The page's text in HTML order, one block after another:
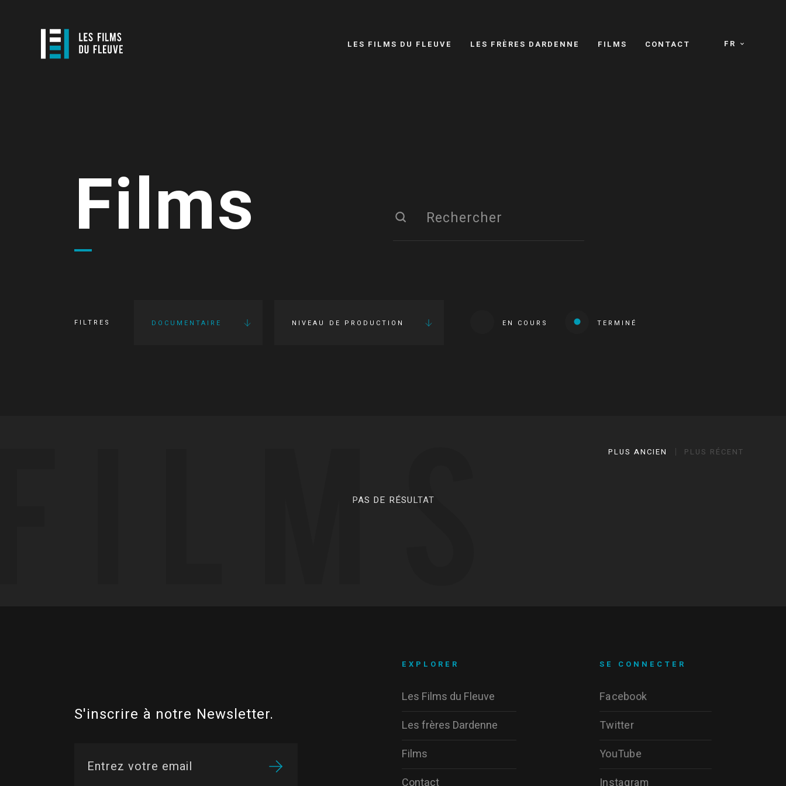
FR
LES FILMS DU FLEUVE LES FRÈRES DARDENNE FILMS CONTACT
Films
FILTRES DOCUMENTAIRE NIVEAU DE PRODUCTION EN COURS TERMINÉ
PLUS ANCIEN PLUS RÉCENT
PAS DE RÉSULTAT
S'inscrire à notre Newsletter.
SE CONNECTER
Facebook
Twitter
YouTube
Instagram
EXPLORER
Les Films du Fleuve
Les frères Dardenne
Films
Contact